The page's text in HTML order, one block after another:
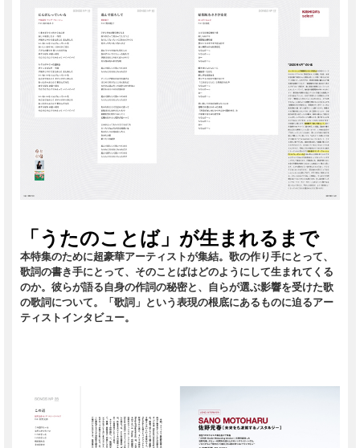
「うたのことば」が生まれるまで
本特集のために超豪華アーティストが集結。歌の作り手にとって、
歌詞の書き手にとって、そのことばはどのようにして生まれてくる
のか。彼らが語る自身の作詞の秘密と、自らが選ぶ影響を受けた歌
の歌詞について。「歌詞」という表現の根底にあるものに迫るアー
ティストインタビュー。